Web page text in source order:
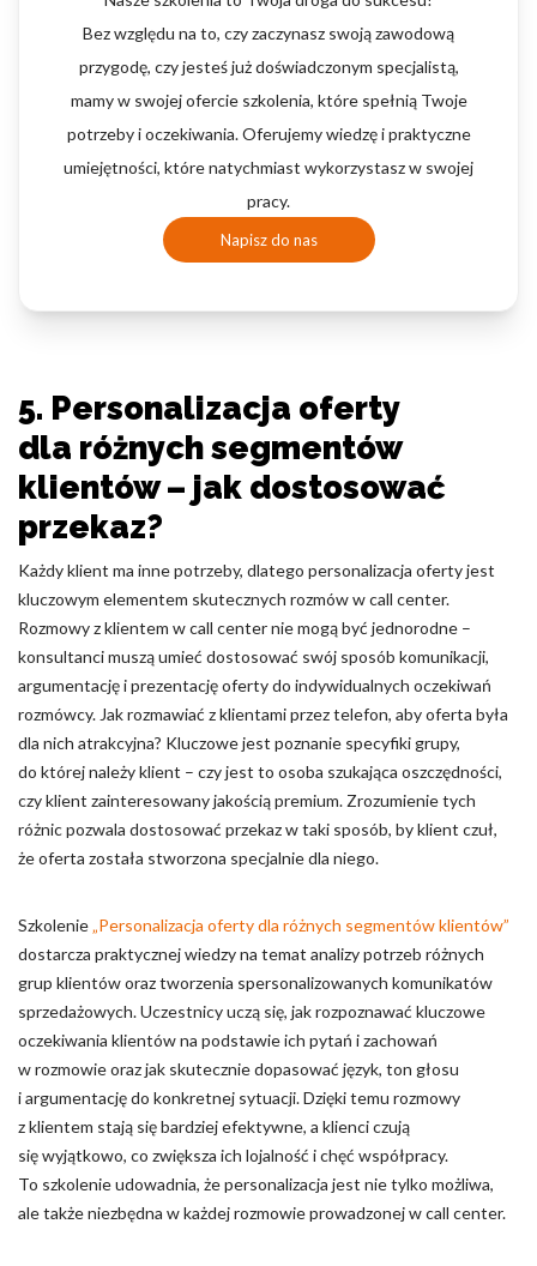
Bez względu na to, czy zaczynasz swoją zawodową
przygodę, czy jesteś już doświadczonym specjalistą,
mamy w swojej ofercie szkolenia, które spełnią Twoje
potrzeby i oczekiwania. Oferujemy wiedzę i praktyczne
umiejętności, które natychmiast wykorzystasz w swojej
pracy.
Napisz do nas
5. Personalizacja oferty
dla różnych segmentów
klientów – jak dostosować
przekaz?
Każdy klient ma inne potrzeby, dlatego personalizacja oferty jest
kluczowym elementem skutecznych rozmów w call center.
Rozmowy z klientem w call center nie mogą być jednorodne –
konsultanci muszą umieć dostosować swój sposób komunikacji,
argumentację i prezentację oferty do indywidualnych oczekiwań
rozmówcy. Jak rozmawiać z klientami przez telefon, aby oferta była
dla nich atrakcyjna? Kluczowe jest poznanie specyfiki grupy,
do której należy klient – czy jest to osoba szukająca oszczędności,
czy klient zainteresowany jakością premium. Zrozumienie tych
różnic pozwala dostosować przekaz w taki sposób, by klient czuł,
że oferta została stworzona specjalnie dla niego.
Szkolenie„Personalizacja oferty dla różnych segmentów klientów”
dostarcza praktycznej wiedzy na temat analizy potrzeb różnych
grup klientów oraz tworzenia spersonalizowanych komunikatów
sprzedażowych. Uczestnicy uczą się, jak rozpoznawać kluczowe
oczekiwania klientów na podstawie ich pytań i zachowań
w rozmowie oraz jak skutecznie dopasować język, ton głosu
i argumentację do konkretnej sytuacji. Dzięki temu rozmowy
z klientem stają się bardziej efektywne, a klienci czują
się wyjątkowo, co zwiększa ich lojalność i chęć współpracy.
To szkolenie udowadnia, że personalizacja jest nie tylko możliwa,
ale także niezbędna w każdej rozmowie prowadzonej w call center.